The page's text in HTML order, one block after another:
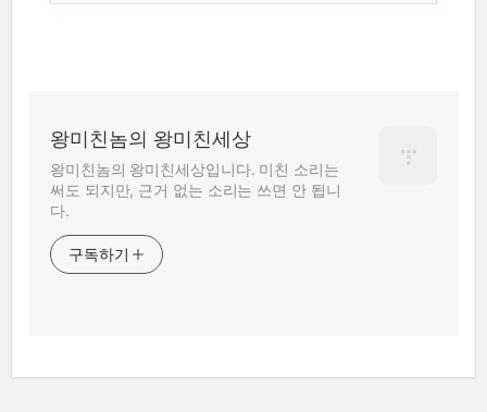
왕미친놈의 왕미친세상
왕미친놈의 왕미친세상입니다. 미친 소리는
써도 되지만, 근거 없는 소리는 쓰면 안 됩니
다.
구독하기